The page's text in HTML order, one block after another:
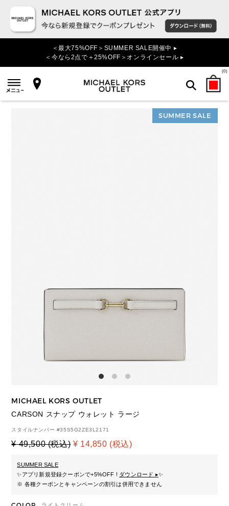
＜最大75%OFF＞SUMMER SALE開催中 ▸
＜今なら2点で＋25%OFF＞オンラインセール ▸
(0)
検索
SUMMER SALE
MICHAEL KORS OUTLET
CARSON スナップ ウォレット ラージ
スタイルナンバー #35S5G2ZE3L2171
¥ 49,500 (税込) ¥ 14,850 (税込)
SUMMER SALE
✨アプリ新規登録クーポンで+5%OFF ! ダウンロード ▸✨
※ 各種クーポンとキャンペーンの割引は併用できません